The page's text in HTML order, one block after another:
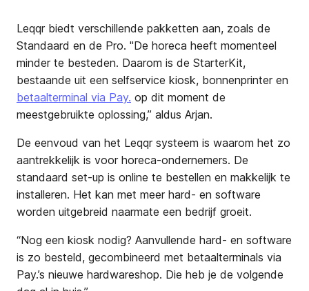
Leqqr biedt verschillende pakketten aan, zoals de
Standaard en de Pro. "De horeca heeft momenteel
minder te besteden. Daarom is de StarterKit,
bestaande uit een selfservice kiosk, bonnenprinter en
betaalterminal via Pay. op dit moment de
meestgebruikte oplossing,” aldus Arjan.
De eenvoud van het Leqqr systeem is waarom het zo
aantrekkelijk is voor horeca-ondernemers. De
standaard set-up is online te bestellen en makkelijk te
installeren. Het kan met meer hard- en software
worden uitgebreid naarmate een bedrijf groeit.
“Nog een kiosk nodig? Aanvullende hard- en software
is zo besteld, gecombineerd met betaalterminals via
Pay.’s nieuwe hardwareshop. Die heb je de volgende